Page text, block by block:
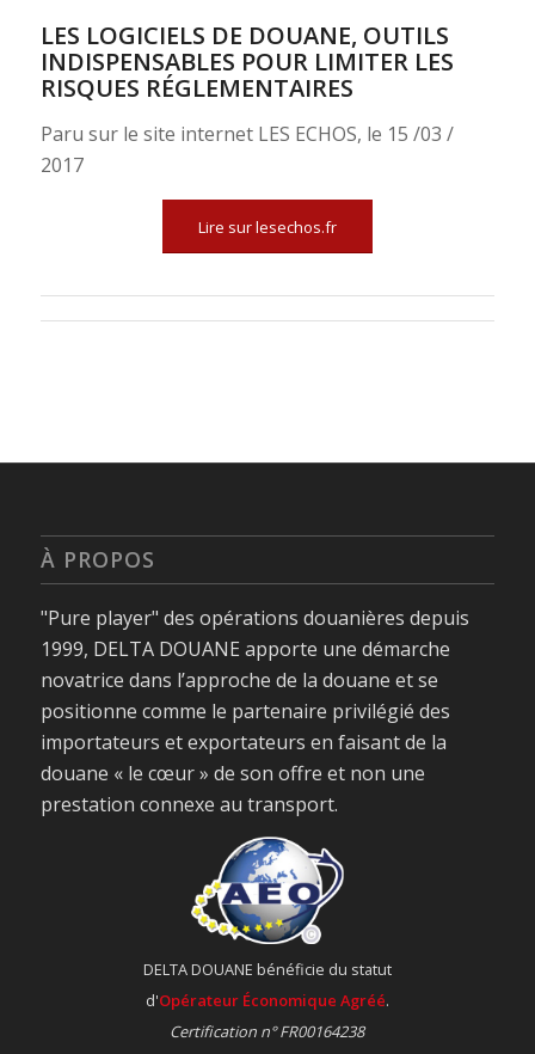
LES LOGICIELS DE DOUANE, OUTILS
INDISPENSABLES POUR LIMITER LES
RISQUES RÉGLEMENTAIRES
Paru sur le site internet LES ECHOS, le 15 /03 /
2017
Lire sur lesechos.fr
À PROPOS
"Pure player" des opérations douanières depuis
1999, DELTA DOUANE apporte une démarche
novatrice dans l’approche de la douane et se
positionne comme le partenaire privilégié des
importateurs et exportateurs en faisant de la
douane « le cœur » de son offre et non une
prestation connexe au transport.
DELTA DOUANE bénéficie du statut
d'Opérateur Économique Agréé.
Certification n° FR00164238